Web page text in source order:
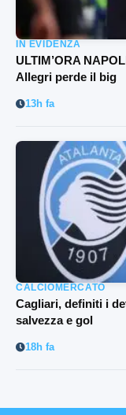
IN EVIDENZA
ULTIM’ORA
Allegri perde il big
13h fa
CALCIOMERCATO
Cagliari, definiti i
salvezza e gol
18h fa